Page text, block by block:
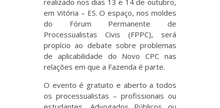
realizado nos dias 13 e 14 de outubro,
em Vitória – ES. O espaço, nos moldes
do Fórum Permanente de
Processualistas Civis (FPPC), será
propício ao debate sobre problemas
de aplicabilidade do Novo CPC nas
relações em que a Fazenda é parte.
O evento é gratuito e aberto a todos
os processualistas – profissionais ou